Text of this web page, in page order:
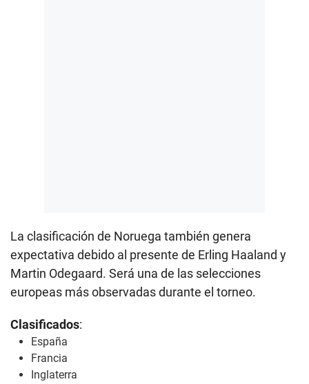
La clasificación de Noruega también genera
expectativa debido al presente de Erling Haaland y
Martin Odegaard. Será una de las selecciones
europeas más observadas durante el torneo.
Clasificados:
España
Francia
Inglaterra